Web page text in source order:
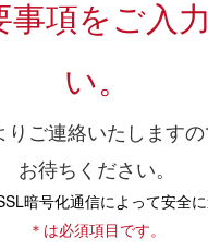
事項をご入
い。
ご連絡いたしますの
お待ちください。
暗号化通信によって安全に
＊は必須項目です。